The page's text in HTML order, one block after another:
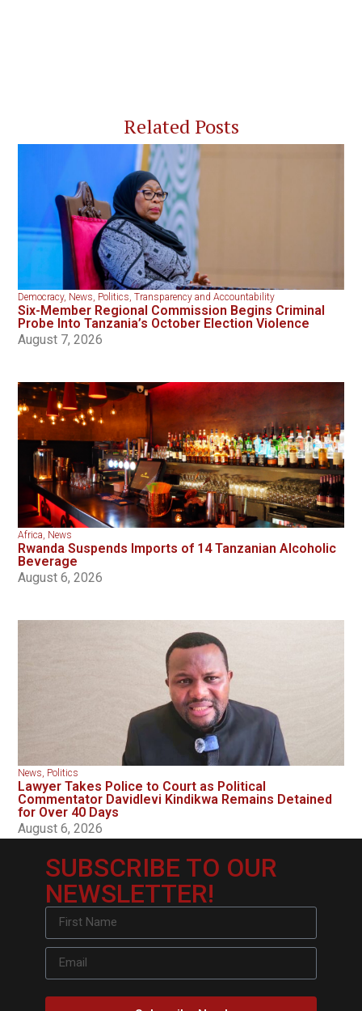
Related Posts
Democracy, News Politics ,Transparency and Accountability
Six-Member Regional Commission Begins Criminal
Probe Into Tanzania’s October Election Violence
August 7, 2026
Africa News
Rwanda Suspends Imports of 14 Tanzanian Alcoholic
Beverage
August 6, 2026
News Politics
Lawyer Takes Police to Court as Political
Commentator Davidlevi Kindikwa Remains Detained
for Over 40 Days
August 6, 2026
SUBSCRIBE TO OUR
NEWSLETTER!